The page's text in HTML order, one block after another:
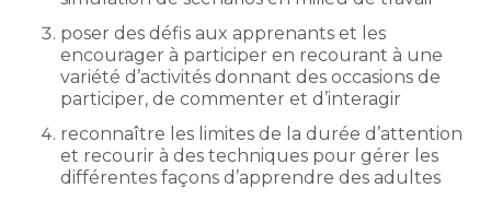
poser des défis aux apprenants et les
encourager à participer en recourant à une
variété d’activités donnant des occasions de
participer, de commenter et d’interagir
reconnaître les limites de la durée d’attention
et recourir à des techniques pour gérer les
différentes façons d’apprendre des adultes